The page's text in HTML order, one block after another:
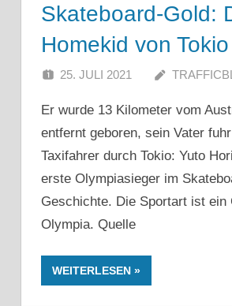
Skateboard-Gold:
Homekid von Tokio
25. JULI 2021
Er wurde 13 Kilometer vom
entfernt geboren, sein Vater
Taxifahrer durch Tokio: Yuto
erste Olympiasieger im
Geschichte. Die Sportart ist ein
Olympia. Quelle
WEITERLESEN